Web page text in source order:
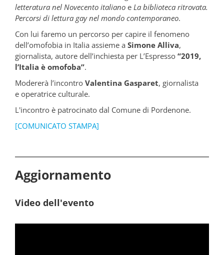
letteratura nel Novecento italiano e La biblioteca ritrovata.
Percorsi di lettura gay nel mondo contemporaneo.
Con lui faremo un percorso per capire il fenomeno
dell’omofobia in Italia assieme a Simone Alliva,
giornalista, autore dell’inchiesta per L’Espresso “2019,
l’Italia è omofoba”.
Modererà l’incontro Valentina Gasparet, giornalista
e operatrice culturale.
L'incontro è patrocinato dal Comune di Pordenone.
[COMUNICATO STAMPA]
Aggiornamento
Video dell'evento